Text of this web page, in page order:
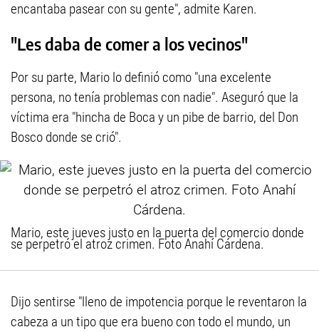
encantaba pasear con su gente", admite Karen.
"Les daba de comer a los vecinos"
Por su parte, Mario lo definió como "una excelente
persona, no tenía problemas con nadie". Aseguró que la
víctima era "hincha de Boca y un pibe de barrio, del Don
Bosco donde se crió".
Mario, este jueves justo en la puerta del comercio donde
se perpetró el atroz crimen. Foto Anahí Cárdena.
Dijo sentirse "lleno de impotencia porque le reventaron la
cabeza a un tipo que era bueno con todo el mundo, un